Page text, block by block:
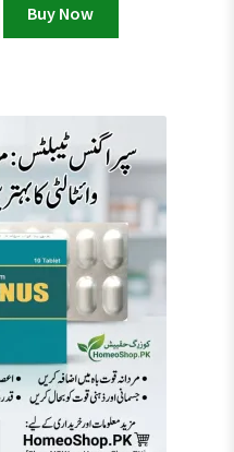
Buy Now